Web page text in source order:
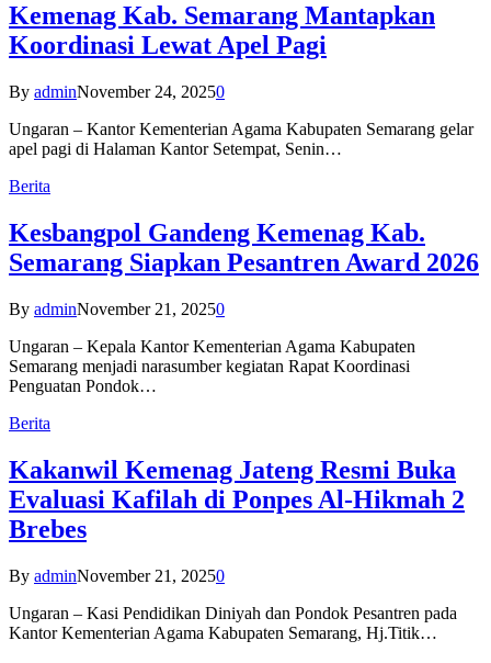
Kemenag Kab. Semarang Mantapkan
Koordinasi Lewat Apel Pagi
By adminNovember 24, 20250
Ungaran – Kantor Kementerian Agama Kabupaten Semarang gelar
apel pagi di Halaman Kantor Setempat, Senin…
Berita
Kesbangpol Gandeng Kemenag Kab.
Semarang Siapkan Pesantren Award 2026
By adminNovember 21, 20250
Ungaran – Kepala Kantor Kementerian Agama Kabupaten
Semarang menjadi narasumber kegiatan Rapat Koordinasi
Penguatan Pondok…
Berita
Kakanwil Kemenag Jateng Resmi Buka
Evaluasi Kafilah di Ponpes Al-Hikmah 2
Brebes
By adminNovember 21, 20250
Ungaran – Kasi Pendidikan Diniyah dan Pondok Pesantren pada
Kantor Kementerian Agama Kabupaten Semarang, Hj.Titik…